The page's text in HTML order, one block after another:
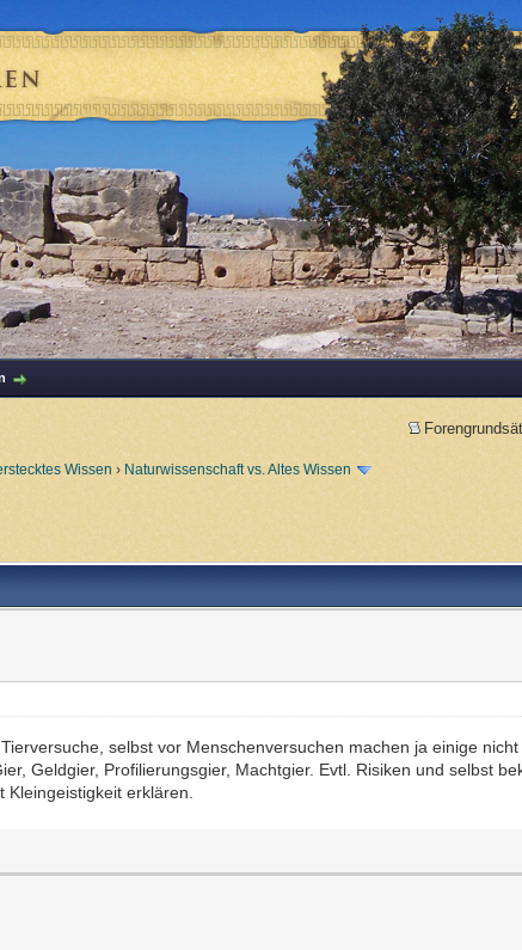
Wissen › Naturwissenschaft vs. Altes Wissen
selbst vor Menschenversuchen machen ja einige
Geldgier, Profilierungsgier, Machtgier. Evtl. Risiken und selbst
erklären.